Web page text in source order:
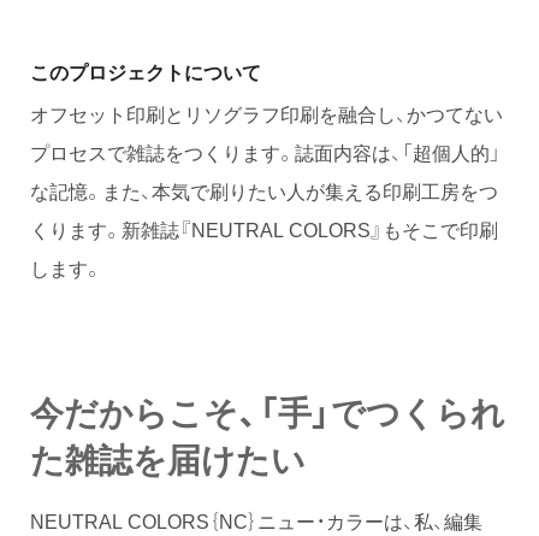
このプロジェクトについて
オフセット印刷とリソグラフ印刷を融合し、かつてない
プロセスで雑誌をつくります。誌面内容は、「超個人的」
な記憶。また、本気で刷りたい人が集える印刷工房をつ
くります。新雑誌『NEUTRAL COLORS』もそこで印刷
します。
今だからこそ、「手」でつくられ
た雑誌を届けたい
NEUTRAL COLORS｛NC｝ニュー・カラーは、私、編集